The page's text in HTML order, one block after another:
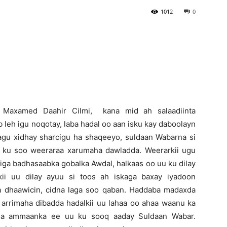
0
1012
Daahir Cilmi, kana mid ah salaadiinta
igu noqotay, laba hadal oo aan isku kay daboolayn
xidhay sharcigu ha shaqeeyo, suldaan Wabarna si
soo weeraraa xarumaha dawladda. Weerarkii ugu
badhasaabka gobalka Awdal, halkaas oo uu ku dilay
uu dilay ayuu si toos ah iskaga baxay iyadoon
cidna laga soo qaban. Haddaba madaxda
dibadda hadalkii uu lahaa oo ahaa waanu ka
ammaanka ee uu ku sooq aaday Suldaan Wabar.